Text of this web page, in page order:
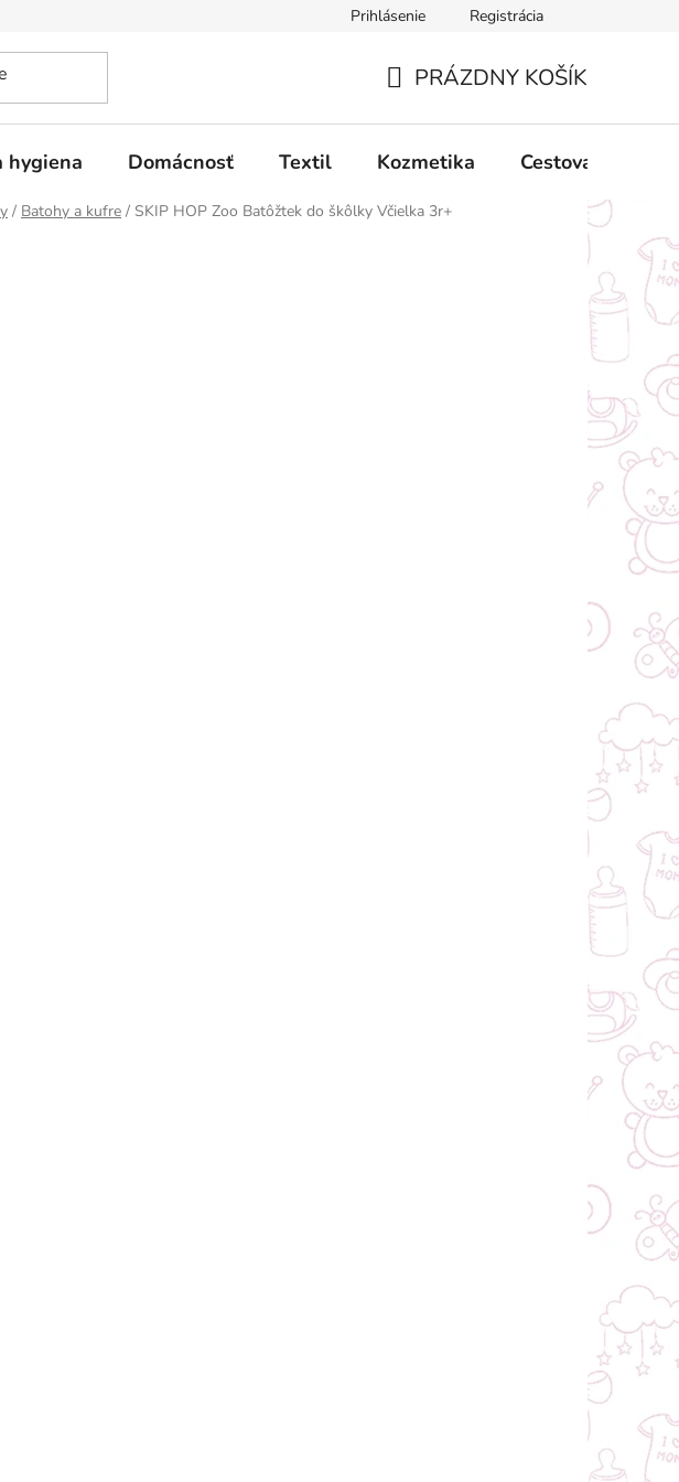
Obchodné podmienky Podmienky ochrany
Prihlásenie Registrácia
KOŠÍK
PRÁZDNY KOŠÍK
hygiena Domácnosť Textil Kozmetika Cestovanie
/ Batohy a kufre / SKIP HOP Zoo Batôžtek do škôlky Včielka 3r+